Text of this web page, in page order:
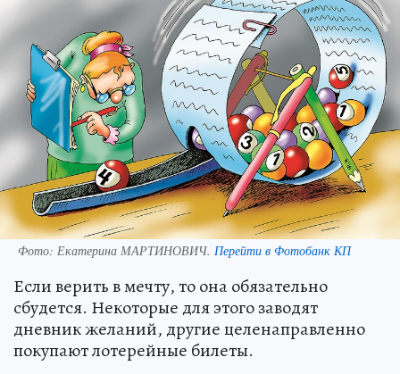
Фото: Екатерина МАРТИНОВИЧ. Перейти в Фотобанк КП
Если верить в мечту, то она обязательно
сбудется. Некоторые для этого заводят
дневник желаний, другие целенаправленно
покупают лотерейные билеты.